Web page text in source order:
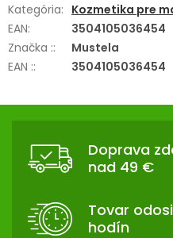
Kategória: Kozmetika pre
EAN:
3504105036454
Značka ::
Mustela
EAN :: 3504105036454
Z
Doprava
nad 49 €
Tovar
hodín